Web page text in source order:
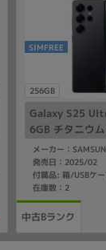
256GB
SIMFREE
Galaxy S25
6GB チタニウ
【国内版 SIMフ
メーカー：
発売日：2025/02
在庫数：2
中古Bランク